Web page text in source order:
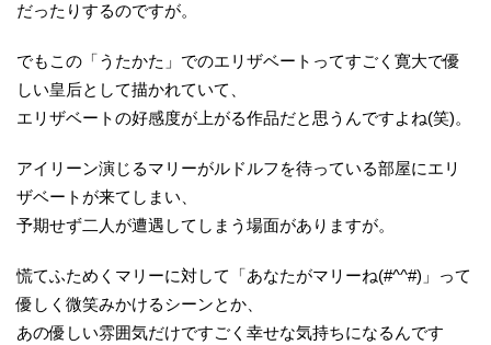
だったりするのですが。
でもこの「うたかた」でのエリザベートってすごく寛大で優
しい皇后として描かれていて、
エリザベートの好感度が上がる作品だと思うんですよね(笑)。
アイリーン演じるマリーがルドルフを待っている部屋にエリ
ザベートが来てしまい、
予期せず二人が遭遇してしまう場面がありますが。
慌てふためくマリーに対して「あなたがマリーね(#^^#)」って
優しく微笑みかけるシーンとか、
あの優しい雰囲気だけですごく幸せな気持ちになるんです